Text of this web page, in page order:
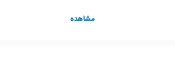
مشاهدهکانال